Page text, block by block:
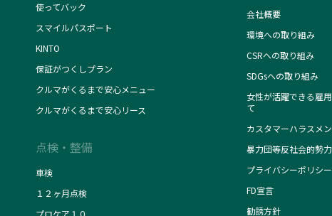
使ってバック
スマイルパスポート
KINTO
保証がつくしプラン
クルマがくるまで安心メニュー
クルマがくるまで安心リース
点検・整備
車検
１２ヶ月点検
会社概要
環境への取り組み
CSRへの取り組み
SDGsへの取り組み
女性が活躍できる雇
て
カスタマーハラスメ
暴力団等反社会的勢
プライバシーポリシー
FD宣言
勧誘方針